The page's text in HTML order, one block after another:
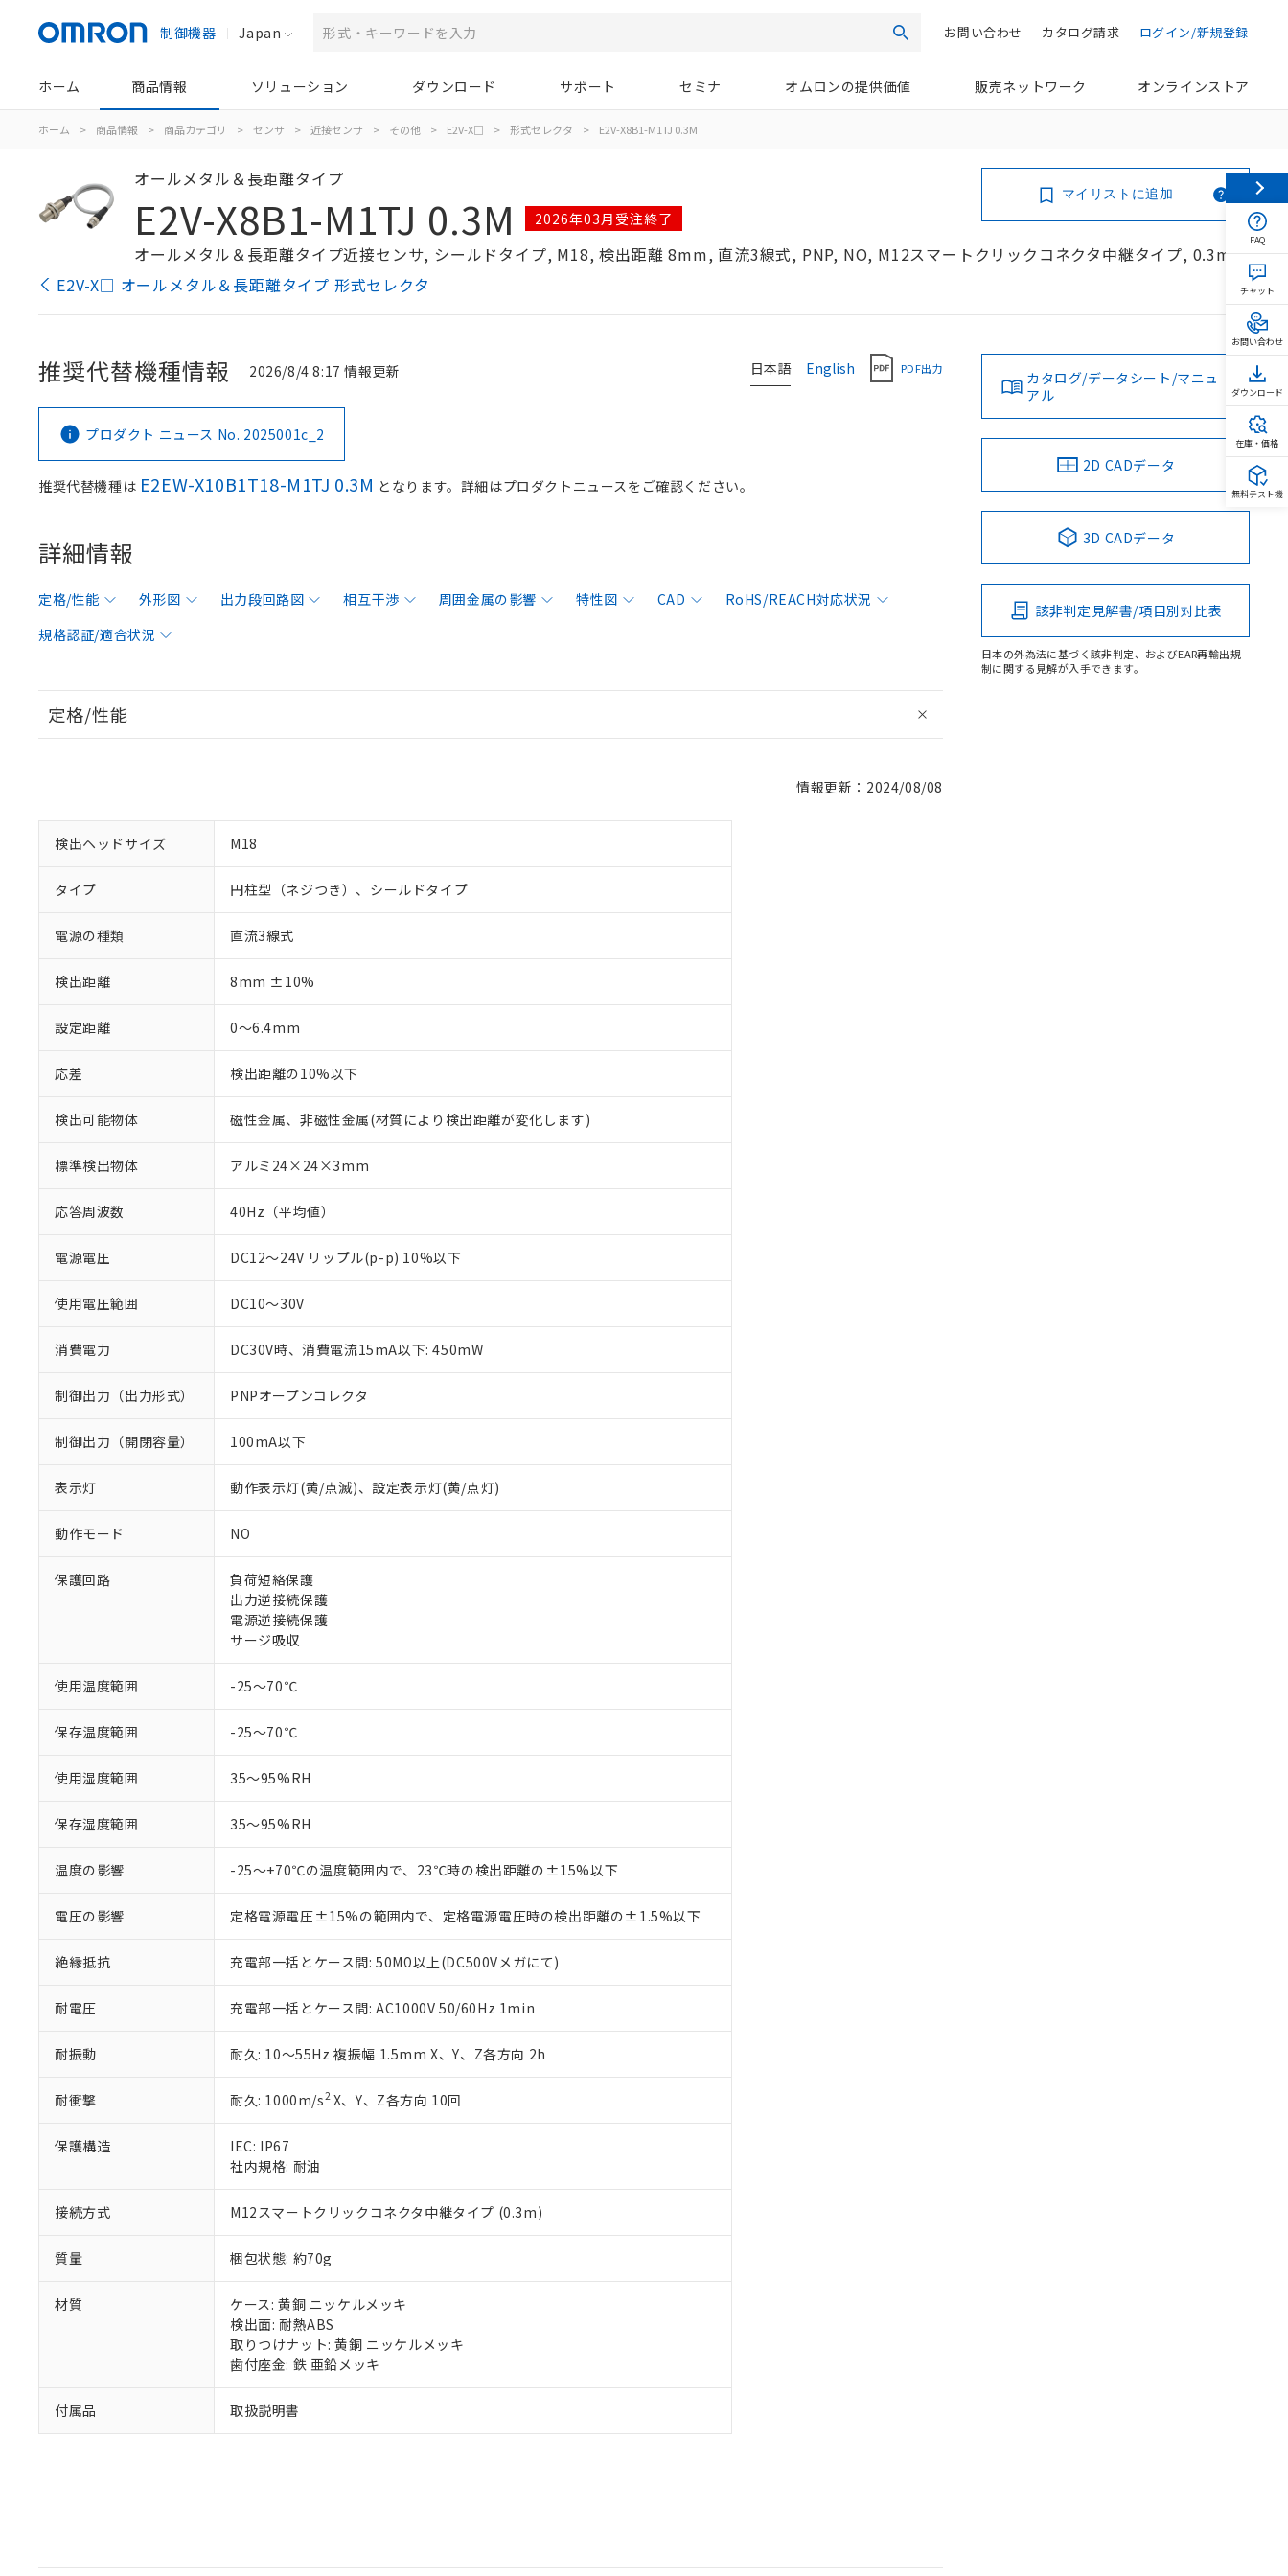
制御機器 Japan 検索 ログイン/新規登録
カタログ請求
お問い合わせ
ホーム 商品情報 ソリューション ダウンロード サポート セミナ オムロンの提供価値 販売ネットワーク オンラインストア
ホーム > 商品情報 > 商品カテゴリ > センサ > 近接センサ > その他 > E2V-X□ > 形式セレクタ > E2V-X8B1-M1TJ 0.3M
オールメタル＆長距離タイプ
E2V-X8B1-M1TJ 0.3M 2026年03月受注終了
オールメタル＆長距離タイプ近接センサ, シールドタイプ, M18, 検出距離 8mm, 直流3線式, PNP, NO, M12スマートクリックコネクタ中継タイプ, 0.3m
E2V-X□ オールメタル＆長距離タイプ 形式セレクタ
マイリストに追加
日本語 English PDF出力
推奨代替機種情報 2026/8/4 8:17 情報更新
プロダクト ニュース No. 2025001c_2
推奨代替機種は E2EW-X10B1T18-M1TJ 0.3M となります。詳細はプロダクトニュースをご確認ください。
詳細情報
定格/性能 外形図 出力段回路図 相互干渉 周囲金属の影響 特性図 CAD
RoHS/REACH対応状況
規格認証/適合状況
定格/性能
情報更新：2024/08/08
検出ヘッドサイズ M18
タイプ 円柱型（ネジつき）、シールドタイプ
電源の種類 直流3線式
検出距離 8mm ±10%
設定距離 0～6.4mm
応差 検出距離の10%以下
検出可能物体 磁性金属、非磁性金属(材質により検出距離が変化します)
標準検出物体 アルミ24×24×3mm
応答周波数 40Hz（平均値）
電源電圧 DC12～24V リップル(p-p) 10%以下
使用電圧範囲 DC10～30V
消費電力 DC30V時、消費電流15mA以下: 450mW
制御出力（出力形式） PNPオープンコレクタ
制御出力（開閉容量） 100mA以下
表示灯 動作表示灯(黄/点滅)、設定表示灯(黄/点灯)
動作モード NO
保護回路
負荷短絡保護
出力逆接続保護
電源逆接続保護
サージ吸収
使用温度範囲 -25～70℃
保存温度範囲 -25～70℃
使用湿度範囲 35～95%RH
保存湿度範囲 35～95%RH
温度の影響 -25～+70℃の温度範囲内で、23℃時の検出距離の±15%以下
電圧の影響 定格電源電圧±15%の範囲内で、定格電源電圧時の検出距離の±1.5%以下
絶縁抵抗 充電部一括とケース間: 50MΩ以上(DC500Vメガにて)
耐電圧 充電部一括とケース間: AC1000V 50/60Hz 1min
耐振動 耐久: 10～55Hz 複振幅 1.5mm X、Y、Z各方向 2h
耐衝撃 耐久: 1000m/s2X、Y、Z各方向 10回
保護構造
IEC: IP67
社内規格: 耐油
接続方式 M12スマートクリックコネクタ中継タイプ (0.3m)
質量 梱包状態: 約70g
材質
ケース: 黄銅 ニッケルメッキ
検出面: 耐熱ABS
取りつけナット: 黄銅 ニッケルメッキ
歯付座金: 鉄 亜鉛メッキ
付属品 取扱説明書
カタログ/データシート/マニュ
アル
2D CADデータ
3D CADデータ
該非判定見解書/項目別対比表
日本の外為法に基づく該非判定、およびEAR再輸出規
制に関する見解が入手できます。
ご利用条件
本サービスは、当社制御機器事業取扱商品の当社在庫状況および標準価格(税抜)を提供させていただ
当社制御機器事業取扱商品の中には、本サービスの対象外となる商品もあることをご了承ください。
当社販売員にご相談ください。
オムロン制御機器販売店や当社販売拠点は「
在庫状況および標準価格結果を当社の事前の承諾なく第三者に漏洩または開示しないようお願いしま
す。
ている必要があります。
お客様が当ウェブサイト上で当社にご登録された部品リストについて、当社および当社の共同利用者
さい。
※当社の共同利用者とは、"個人情報の共同利用に関して"
の「1.共同利用者の範囲」に記載されて
いる法人を指します。
※1 対応状況
対応予定：EU RoHS指令（10物質）の非含有に対応した製品に切り替える予定のある商品です。
対応予定なし：EU RoHS指令（10物質）の非含有に非対応の商品で、対応品を出す予定はありません。
調査・確認中：EU RoHS指令（10物質）の非含有の対応状況を調査中または確認中の商品です。
非該当品：ライセンス料など無形物で、有害物質有無と関係のない商品です。
*EU RoHS指令（10物質）：
フタル酸ビス(2-エチルヘキシル) (DEHP)(別名：DOP) 1000ppm以下、フタル酸ブチルベンジル（BBP） 1000ppm以下、フタル酸ジブチ
但し、RoHS指令で産業用監視および制御機器に対する適用除外項目は除く。
フタル酸エステル類の４物質については閾値を超える意図的な使用がないことを確認しています。
※2 対応予定月
部品在庫の切り替え状況などにより、予定月が前後することがあります。
※3 非含有証明書ダウンロード
下記の非含有証明書をダウンロードすることができます。
EU RoHS指令（10物質）の非含有証明書
51物質の非含有証明書（当社基準）
※本証明書は発行日時点で非含有を証明するもので、過去に遡って非含有を証明するものではありません。
既に当社にて対応品への在庫切替を完了していることから、特段のことがない限り、2022年1月12日よ
り割愛しております。
「×」：最大均質材料含有率が中国RoHSの基準値を超えていることを示します。
DEHP(フタル酸ビス(2-エチルヘキシル)) : 1000ppm
※2 環境保護使用期限
「ｅ」：有害物質（10物質）のすべてが基準値以下であることを示します。
「10」：通常の使用状況下において有害物質が外部に漏えいし、環境に深刻な影響を及ぼさない年数を意
味します。
当社は、これら貴社製品のうち、外国為替および外国貿易法に定める商品（以下｢規制貨物等」とい
などの必要な手続きをとります。
当社は、貴社製品を第三者に販売する場合は、上記1、2および3の内容を当該第三者に通知します。
また当社は、販売先および販売に係わる関係者が違法に輸出するおそれがある場合は、取り引きをい
たしません。
号
○ 一定数以上の在庫あり
△ 一定数には満たないが在庫あり
－
在庫なし(最新の在庫状況については、お客様のお取引先、またはお客様担当のオムロン制御
機器販売店・当社販売員にご確認ください)
空
白
受注生産機種、また在庫状況の情報を公開していない機種
FAQ
チャット
お問い合わせ
ダウンロード
在庫・価格
無料テスト機